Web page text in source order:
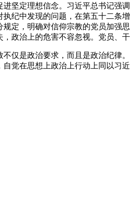
进坚定理想信念。习近平总书记强
执纪中发现的问题，在第五十二条
规定，明确对信仰宗教的党员加强
政治上的危害不容忽视。党员、
不仅是政治要求，而且是政治纪律
觉在思想上政治上行动上同以习